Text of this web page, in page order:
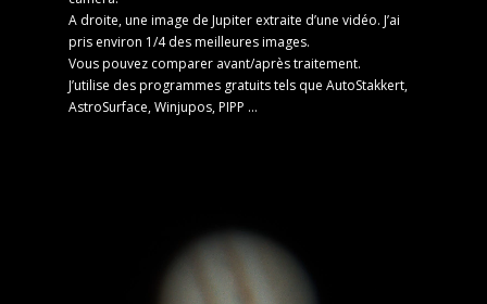
A droite, une image de Jupiter extraite d’une vidéo. J’ai
pris environ 1/4 des meilleures images.
Vous pouvez comparer avant/après traitement.
J’utilise des programmes gratuits tels que AutoStakkert,
AstroSurface, Winjupos, PIPP …